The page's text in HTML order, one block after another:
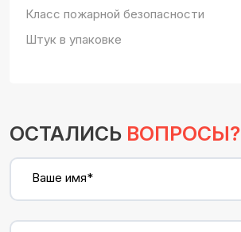
Класс пожарной безопасности
Штук в упаковке
ОСТАЛИСЬ ВОПРОСЫ?
Ваше имя*